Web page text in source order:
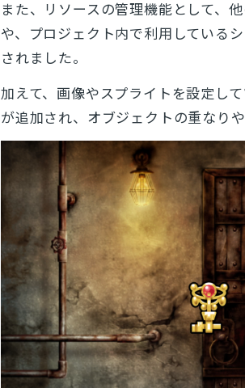
また、リソースの管理機能として、
や、プロジェクト内で利用している
されました。
加えて、画像やスプライトを設定して
が追加され、オブジェクトの重なり